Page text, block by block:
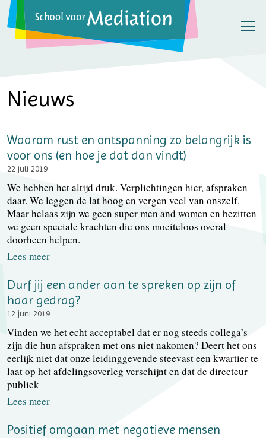
Nieuws
Waarom rust en ontspanning zo belangrijk is
voor ons (en hoe je dat dan vindt)
22 juli 2019
We hebben het altijd druk. Verplichtingen hier, afspraken
daar. We leggen de lat hoog en vergen veel van onszelf.
Maar helaas zijn we geen super men and women en bezitten
we geen speciale krachten die ons moeiteloos overal
doorheen helpen.
Lees meer
Durf jij een ander aan te spreken op zijn of
haar gedrag?
12 juni 2019
Vinden we het echt acceptabel dat er nog steeds collega’s
zijn die hun afspraken met ons niet nakomen? Deert het ons
eerlijk niet dat onze leidinggevende steevast een kwartier te
laat op het afdelingsoverleg verschijnt en dat de directeur
publiek
Lees meer
Positief omgaan met negatieve mensen